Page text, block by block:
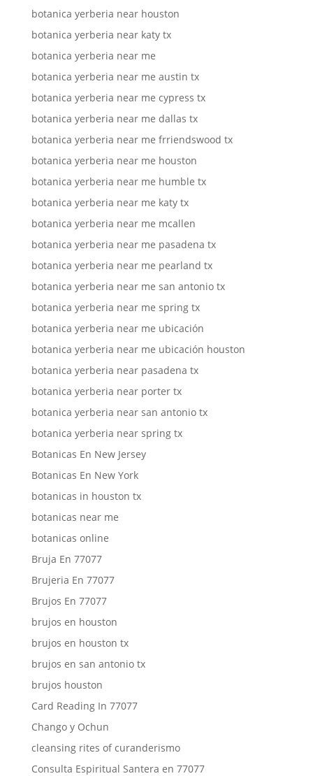
botanica yerberia near houston
botanica yerberia near katy tx
botanica yerberia near me
botanica yerberia near me austin tx
botanica yerberia near me cypress tx
botanica yerberia near me dallas tx
botanica yerberia near me frriendswood tx
botanica yerberia near me houston
botanica yerberia near me humble tx
botanica yerberia near me katy tx
botanica yerberia near me mcallen
botanica yerberia near me pasadena tx
botanica yerberia near me pearland tx
botanica yerberia near me san antonio tx
botanica yerberia near me spring tx
botanica yerberia near me ubicación
botanica yerberia near me ubicación houston
botanica yerberia near pasadena tx
botanica yerberia near porter tx
botanica yerberia near san antonio tx
botanica yerberia near spring tx
Botanicas En New Jersey
Botanicas En New York
botanicas in houston tx
botanicas near me
botanicas online
Bruja En 77077
Brujeria En 77077
Brujos En 77077
brujos en houston
brujos en houston tx
brujos en san antonio tx
brujos houston
Card Reading In 77077
Chango y Ochun
cleansing rites of curanderismo
Consulta Espiritual Santera en 77077